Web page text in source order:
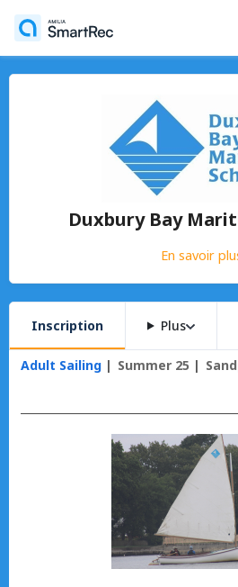
Duxbury Bay
En savoir
Inscription Plus
Adult Sailing Summer 25